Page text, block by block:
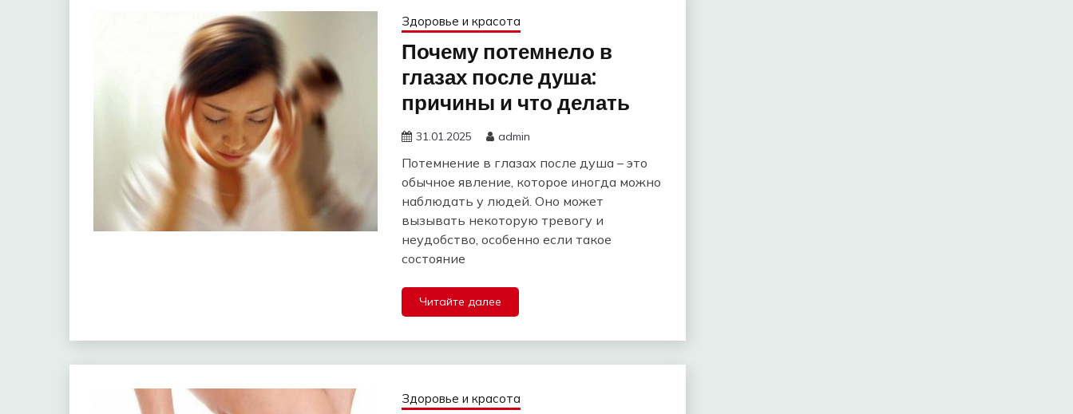
Здоровье и красота
Почему потемнело в
глазах после душа:
причины и что делать
31.01.2025 admin
Потемнение в глазах после душа – это
обычное явление, которое иногда можно
наблюдать у людей. Оно может
вызывать некоторую тревогу и
неудобство, особенно если такое
состояние
Читайте далее
Здоровье и красота